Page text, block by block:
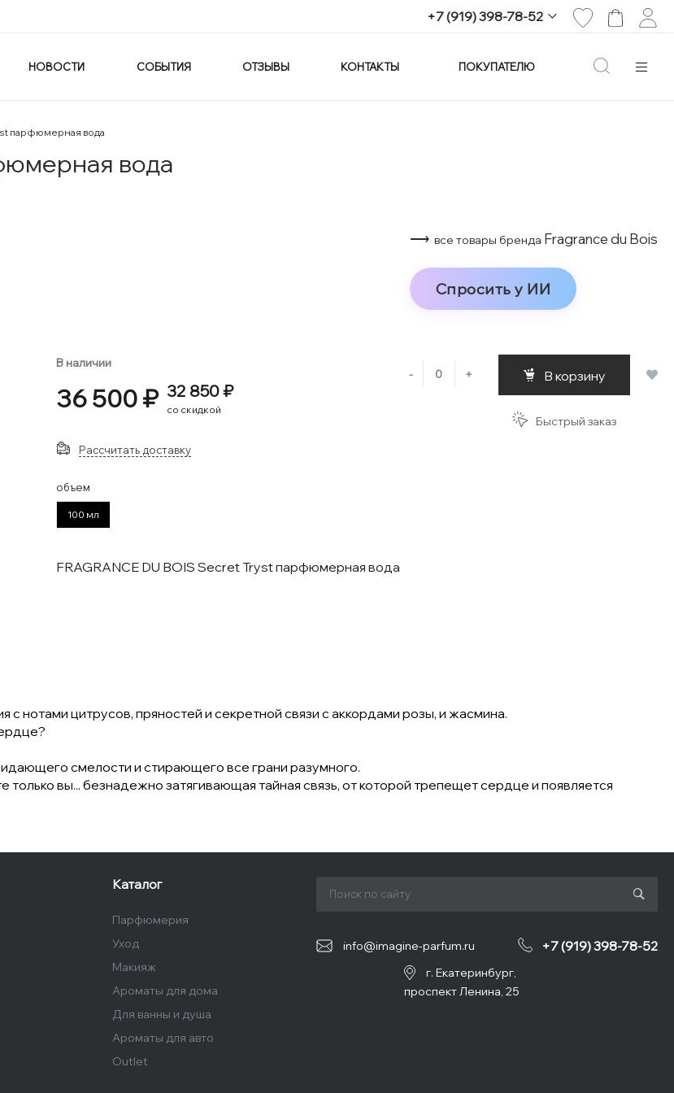
+7 (919) 398-78-52
+7 (919) 398-78-52
НОВОСТИ СОБЫТИЯ ОТЗЫВЫ КОНТАКТЫ ПОКУПАТЕЛЮ
парфюмерная вода
вода
⟶ все товары бренда Fragrance du Bois
Спросить у ИИ
В наличии
36 500 ₽ 32 850 ₽
со скидкой
- + В корзину
Быстрый заказ
Рассчитать доставку
объем
100 мл
FRAGRANCE DU BOIS Secret Tryst парфюмерная вода
нотами цитрусов, пряностей и секретной связи с аккордами розы, и жасмина.
смелости и стирающего все грани разумного.
вы... безнадежно затягивающая тайная связь, от которой трепещет сердце и появляется
Каталог
Парфюмерия
Уход
Макияж
Ароматы для дома
Для ванны и душа
Ароматы для авто
Outlet
info@imagine-parfum.ru +7 (919) 398-78-52
г. Екатеринбург,
проспект Ленина, 25